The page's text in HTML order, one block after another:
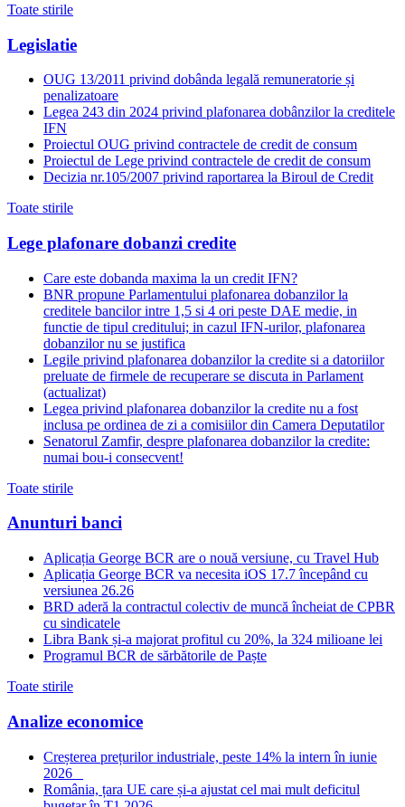
Toate stirile
Legislatie
OUG 13/2011 privind dobânda legală remuneratorie și
penalizatoare
Legea 243 din 2024 privind plafonarea dobânzilor la creditele
IFN
Proiectul OUG privind contractele de credit de consum
Proiectul de Lege privind contractele de credit de consum
Decizia nr.105/2007 privind raportarea la Biroul de Credit
Toate stirile
Lege plafonare dobanzi credite
Care este dobanda maxima la un credit IFN?
BNR propune Parlamentului plafonarea dobanzilor la
creditele bancilor intre 1,5 si 4 ori peste DAE medie, in
functie de tipul creditului; in cazul IFN-urilor, plafonarea
dobanzilor nu se justifica
Legile privind plafonarea dobanzilor la credite si a datoriilor
preluate de firmele de recuperare se discuta in Parlament
(actualizat)
Legea privind plafonarea dobanzilor la credite nu a fost
inclusa pe ordinea de zi a comisiilor din Camera Deputatilor
Senatorul Zamfir, despre plafonarea dobanzilor la credite:
numai bou-i consecvent!
Toate stirile
Anunturi banci
Aplicația George BCR are o nouă versiune, cu Travel Hub
Aplicația George BCR va necesita iOS 17.7 începând cu
versiunea 26.26
BRD aderă la contractul colectiv de muncă încheiat de CPBR
cu sindicatele
Libra Bank și-a majorat profitul cu 20%, la 324 milioane lei
Programul BCR de sărbătorile de Paște
Toate stirile
Analize economice
Creșterea prețurilor industriale, peste 14% la intern în iunie
2026
România, țara UE care și-a ajustat cel mai mult deficitul